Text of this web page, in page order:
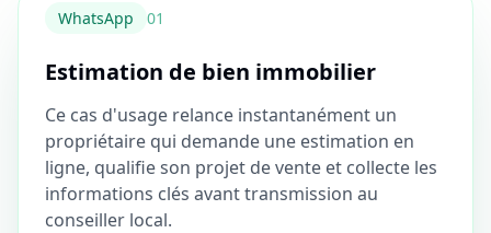
WhatsApp 01
Estimation de bien immobilier
Ce cas d'usage relance instantanément un
propriétaire qui demande une estimation en
ligne, qualifie son projet de vente et collecte les
informations clés avant transmission au
conseiller local.